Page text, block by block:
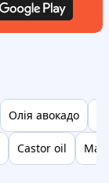
Олія авокадо
Castor oil